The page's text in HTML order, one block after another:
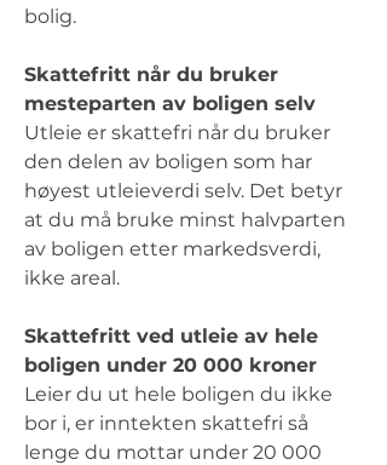
bolig.
Skattefritt når du bruker
mesteparten av boligen selv
Utleie er skattefri når du bruker
den delen av boligen som har
høyest utleieverdi selv. Det betyr
at du må bruke minst halvparten
av boligen etter markedsverdi,
ikke areal.
Skattefritt ved utleie av hele
boligen under 20 000 kroner
Leier du ut hele boligen du ikke
bor i, er inntekten skattefri så
lenge du mottar under 20 000